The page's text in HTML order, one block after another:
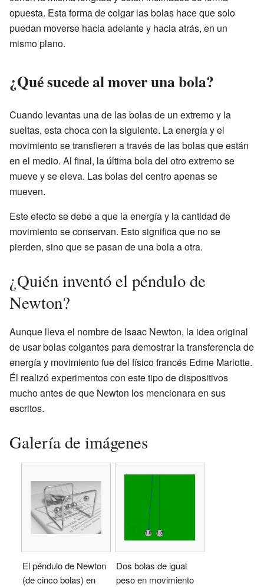
opuesta. Esta forma de colgar las bolas hace que solo
puedan moverse hacia adelante y hacia atrás, en un
mismo plano.
¿Qué sucede al mover una bola?
Cuando levantas una de las bolas de un extremo y la
sueltas, esta choca con la siguiente. La energía y el
movimiento se transfieren a través de las bolas que están
en el medio. Al final, la última bola del otro extremo se
mueve y se eleva. Las bolas del centro apenas se
mueven.
Este efecto se debe a que la energía y la cantidad de
movimiento se conservan. Esto significa que no se
pierden, sino que se pasan de una bola a otra.
¿Quién inventó el péndulo de
Newton?
Aunque lleva el nombre de Isaac Newton, la idea original
de usar bolas colgantes para demostrar la transferencia de
energía y movimiento fue del físico francés Edme Mariotte.
Él realizó experimentos con este tipo de dispositivos
mucho antes de que Newton los mencionara en sus
escritos.
Galería de imágenes
El péndulo de Newton
(de cinco bolas) en
Dos bolas de igual
peso en movimiento